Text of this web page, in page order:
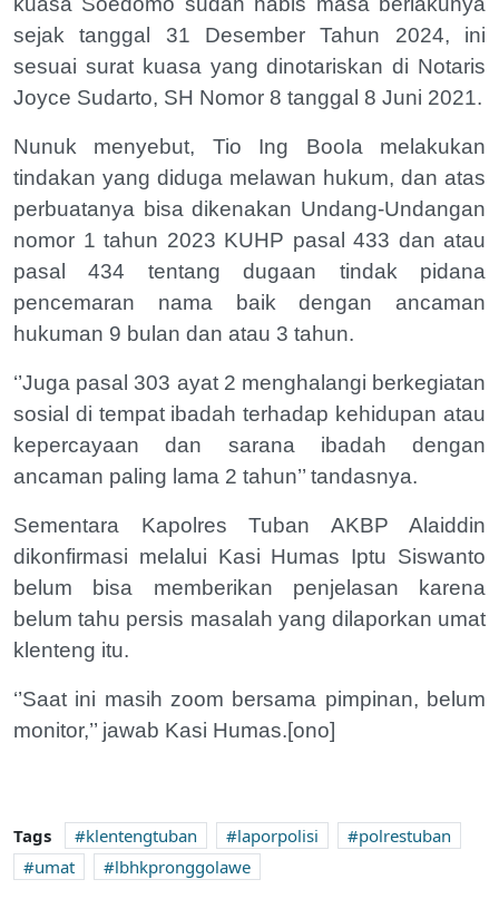
sejak tanggal 31 Desember Tahun 2024, ini
sesuai surat kuasa yang dinotariskan di Notaris
Joyce Sudarto, SH Nomor 8 tanggal 8 Juni 2021.
Nunuk menyebut, Tio Ing BooIa melakukan
tindakan yang diduga melawan hukum, dan atas
perbuatanya bisa dikenakan Undang-Undangan
nomor 1 tahun 2023 KUHP pasal 433 dan atau
pasal 434 tentang dugaan tindak pidana
pencemaran nama baik dengan ancaman
hukuman 9 bulan dan atau 3 tahun.
‘’Juga pasal 303 ayat 2 menghalangi berkegiatan
sosial di tempat ibadah terhadap kehidupan atau
kepercayaan dan sarana ibadah dengan
ancaman paling lama 2 tahun’’ tandasnya.
Sementara Kapolres Tuban AKBP Alaiddin
dikonfirmasi melalui Kasi Humas Iptu Siswanto
belum bisa memberikan penjelasan karena
belum tahu persis masalah yang dilaporkan umat
klenteng itu.
‘’Saat ini masih zoom bersama pimpinan, belum
monitor,’’ jawab Kasi Humas.[ono]
Tags klentengtuban laporpolisi
polrestuban
umat
lbhkpronggolawe